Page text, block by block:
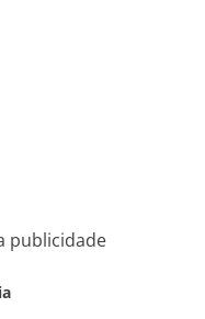
publicidade